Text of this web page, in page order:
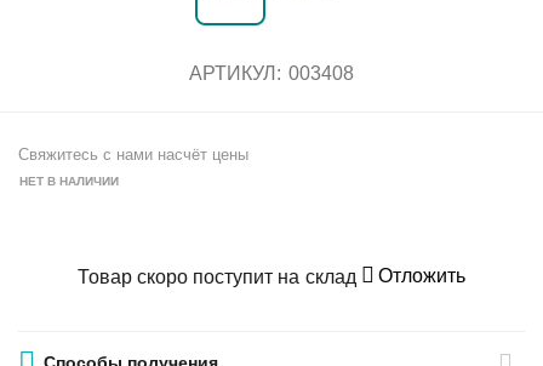
АРТИКУЛ: 003408
Свяжитесь с нами насчёт цены
НЕТ В НАЛИЧИИ
Товар скоро поступит на склад Отложить